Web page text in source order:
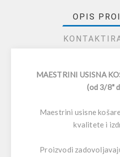
OPIS
MAESTRINI USISNA
(od 3/8"
Maestrini usisne
kvalitete i
Proizvodi